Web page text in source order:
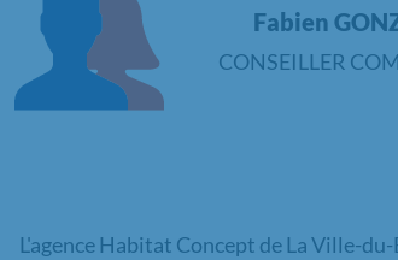
Fabien
CONSEILLER
L'agence Habitat Concept de La Ville-